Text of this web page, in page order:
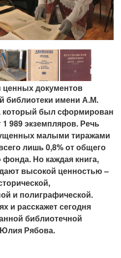
документов
библиотеки имени А.М.
который был сформирован
1 989 экземпляров. Речь
малыми тиражами
лишь 0,8% от общего
Но каждая книга,
высокой ценностью –
и полиграфической.
и расскажет сегодня
библиотечной
Рябова.